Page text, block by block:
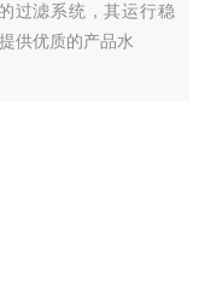
过滤系统，其运行稳
供优质的产品水